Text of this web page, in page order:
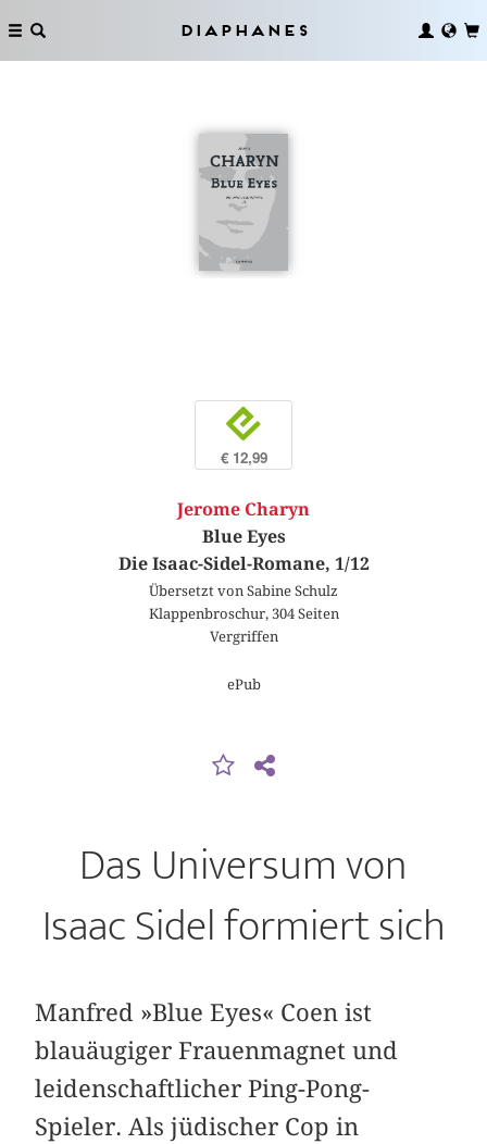
Diaphanes
e
€ 12,99
Jerome Charyn
Blue Eyes
Die Isaac-Sidel-Romane, 1/12
Übersetzt von Sabine Schulz
Klappenbroschur, 304 Seiten
Vergriffen
ePub
Das Universum von
Isaac Sidel formiert sich
Manfred »Blue Eyes« Coen ist
blauäugiger Frauenmagnet und
leidenschaftlicher Ping-Pong-
Spieler. Als jüdischer Cop in